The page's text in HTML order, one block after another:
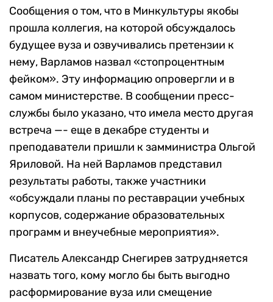
Сообщения о том, что в Минкультуры якобы
прошла коллегия, на которой обсуждалось
будущее вуза и озвучивались претензии к
нему, Варламов назвал «стопроцентным
фейком». Эту информацию опровергли и в
самом министерстве. В сообщении пресс-
службы было указано, что имела место другая
встреча —- еще в декабре студенты и
преподаватели пришли к замминистра Ольгой
Яриловой. На ней Варламов представил
результаты работы, также участники
«обсуждали планы по реставрации учебных
корпусов, содержание образовательных
программ и внеучебные мероприятия».
Писатель Александр Снегирев затрудняется
назвать того, кому могло бы быть выгодно
расформирование вуза или смещение